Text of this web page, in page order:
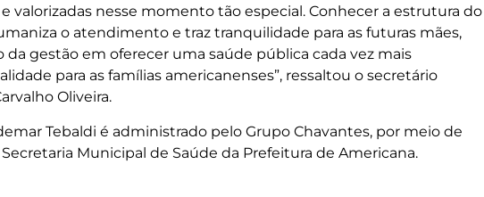
valorizadas nesse momento tão especial. Conhecer a estrutura do
o atendimento e traz tranquilidade para as futuras mães,
gestão em oferecer uma saúde pública cada vez mais
para as famílias americanenses”, ressaltou o secretário
Oliveira.
Tebaldi é administrado pelo Grupo Chavantes, por meio de
Municipal de Saúde da Prefeitura de Americana.